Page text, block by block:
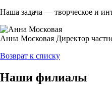
Наша задача — творческое и
Анна Московая Директор
Возврат к списку
Наши филиалы